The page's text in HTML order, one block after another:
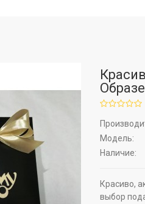
Модель:
Наличие:
Красиво,
выбор